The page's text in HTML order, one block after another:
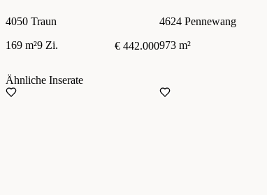
4050 Traun
169 m²9 Zi. € 442.000
4624 Pennewang
973 m²
Ähnliche Inserate